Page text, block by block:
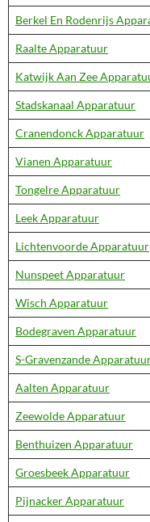
Berkel En Rodenrijs
Raalte Apparatuur
Katwijk Aan Zee
Stadskanaal Apparatuur
Cranendonck Apparatuur
Vianen Apparatuur
Tongelre Apparatuur
Leek Apparatuur
Lichtenvoorde Apparatuur
Nunspeet Apparatuur
Wisch Apparatuur
Bodegraven Apparatuur
S-Gravenzande
Aalten Apparatuur
Zeewolde Apparatuur
Benthuizen Apparatuur
Groesbeek Apparatuur
Pijnacker Apparatuur